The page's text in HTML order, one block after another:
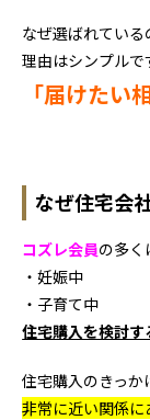
なぜ選ばれている
理由はシンプルで
「届けたい
なぜ住宅会
コズレ会員の多く
・妊娠中
・子育て中
住宅購入を検討
住宅購入のきっ
非常に近い関係に